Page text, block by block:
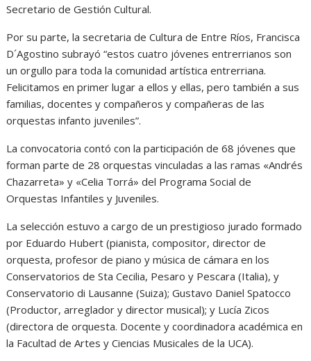
Secretario de Gestión Cultural.
Por su parte, la secretaria de Cultura de Entre Ríos, Francisca
D´Agostino subrayó “estos cuatro jóvenes entrerrianos son
un orgullo para toda la comunidad artística entrerriana.
Felicitamos en primer lugar a ellos y ellas, pero también a sus
familias, docentes y compañeros y compañeras de las
orquestas infanto juveniles”.
La convocatoria contó con la participación de 68 jóvenes que
forman parte de 28 orquestas vinculadas a las ramas «Andrés
Chazarreta» y «Celia Torrá» del Programa Social de
Orquestas Infantiles y Juveniles.
La selección estuvo a cargo de un prestigioso jurado formado
por Eduardo Hubert (pianista, compositor, director de
orquesta, profesor de piano y música de cámara en los
Conservatorios de Sta Cecilia, Pesaro y Pescara (Italia), y
Conservatorio di Lausanne (Suiza); Gustavo Daniel Spatocco
(Productor, arreglador y director musical); y Lucía Zicos
(directora de orquesta. Docente y coordinadora académica en
la Facultad de Artes y Ciencias Musicales de la UCA).